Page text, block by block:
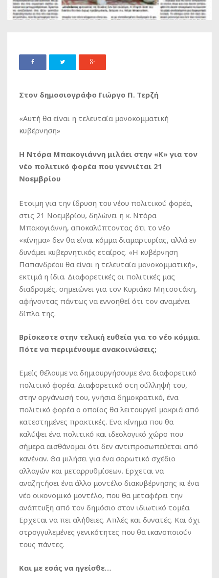
Στον δημοσιογράφο Γιώργο Π. Τερζή
«Αυτή θα είναι η τελευταία μονοκομματική
κυβέρνηση»
Η Ντόρα Μπακογιάννη μιλάει στην «Κ» για τον
νέο πολιτικό φορέα που γεννιέται 21
Νοεμβρίου
Eτοιμη για την ίδρυση του νέου πολιτικού φορέα,
στις 21 Νοεμβρίου, δηλώνει η κ. Ντόρα
Μπακογιάννη, αποκαλύπτοντας ότι το νέο
«κίνημα» δεν θα είναι κόμμα διαμαρτυρίας, αλλά εν
δυνάμει κυβερνητικός εταίρος. «Η κυβέρνηση
Παπανδρέου θα είναι η τελευταία μονοκομματική»,
εκτιμά η ίδια. Διαφορετικές οι πολιτικές μας
διαδρομές, σημειώνει για τον Κυριάκο Μητσοτάκη,
αφήνοντας πάντως να εννοηθεί ότι τον αναμένει
δίπλα της.
Bρίσκεστε στην τελική ευθεία για το νέο κόμμα.
Πότε να περιμένουμε ανακοινώσεις;
Εμείς θέλουμε να δημιουργήσουμε ένα διαφορετικό
πολιτικό φορέα. Διαφορετικό στη σύλληψή του,
στην οργάνωσή του, γνήσια δημοκρατικό, ένα
πολιτικό φορέα ο οποίος θα λειτουργεί μακριά από
κατεστημένες πρακτικές. Eνα κίνημα που θα
καλύψει ένα πολιτικό και ιδεολογικό χώρο που
σήμερα αισθάνομαι ότι δεν αντιπροσωπεύεται από
κανέναν. Θα μιλήσει για ένα σαρωτικό σχέδιο
αλλαγών και μεταρρυθμίσεων. Eρχεται να
αναζητήσει ένα άλλο μοντέλο διακυβέρνησης κι ένα
νέο οικονομικό μοντέλο, που θα μεταφέρει την
ανάπτυξη από τον δημόσιο στον ιδιωτικό τομέα.
Eρχεται να πει αλήθειες. Απλές και δυνατές. Και όχι
στρογγυλεμένες γενικότητες που θα ικανοποιούν
τους πάντες.
Και με εσάς να ηγείσθε…